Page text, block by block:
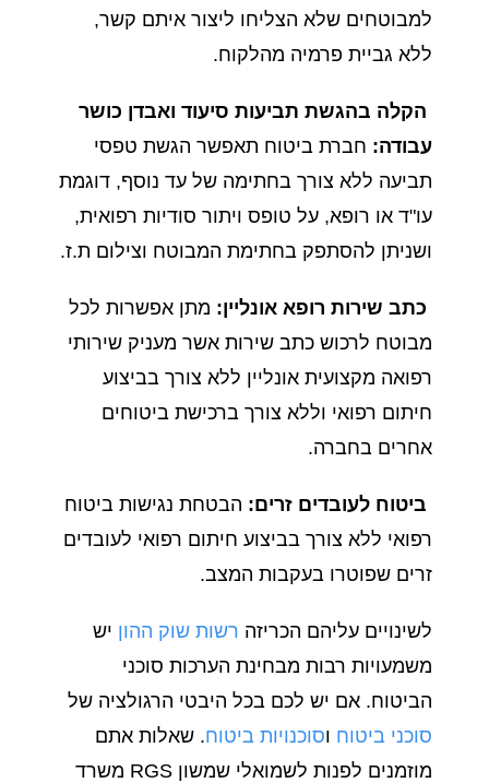
למבוטחים שלא הצליחו ליצור איתם קשר,
ללא גביית פרמיה מהלקוח.
הקלה בהגשת תביעות סיעוד ואבדן כושר
עבודה: חברת ביטוח תאפשר הגשת טפסי
תביעה ללא צורך בחתימה של עד נוסף, דוגמת
עו"ד או רופא, על טופס ויתור סודיות רפואית,
ושניתן להסתפק בחתימת המבוטח וצילום ת.ז.
כתב שירות רופא אונליין: מתן אפשרות לכל
מבוטח לרכוש כתב שירות אשר מעניק שירותי
רפואה מקצועית אונליין ללא צורך בביצוע
חיתום רפואי וללא צורך ברכישת ביטוחים
אחרים בחברה.
ביטוח לעובדים זרים: הבטחת נגישות ביטוח
רפואי ללא צורך בביצוע חיתום רפואי לעובדים
זרים שפוטרו בעקבות המצב.
לשינויים עליהם הכריזה רשות שוק ההון יש
משמעויות רבות מבחינת הערכות סוכני
הביטוח. אם יש לכם בכל היבטי הרגולציה של
סוכני ביטוח וסוכנויות ביטוח. שאלות אתם
מוזמנים לפנות לשמואלי שמשון RGS משרד